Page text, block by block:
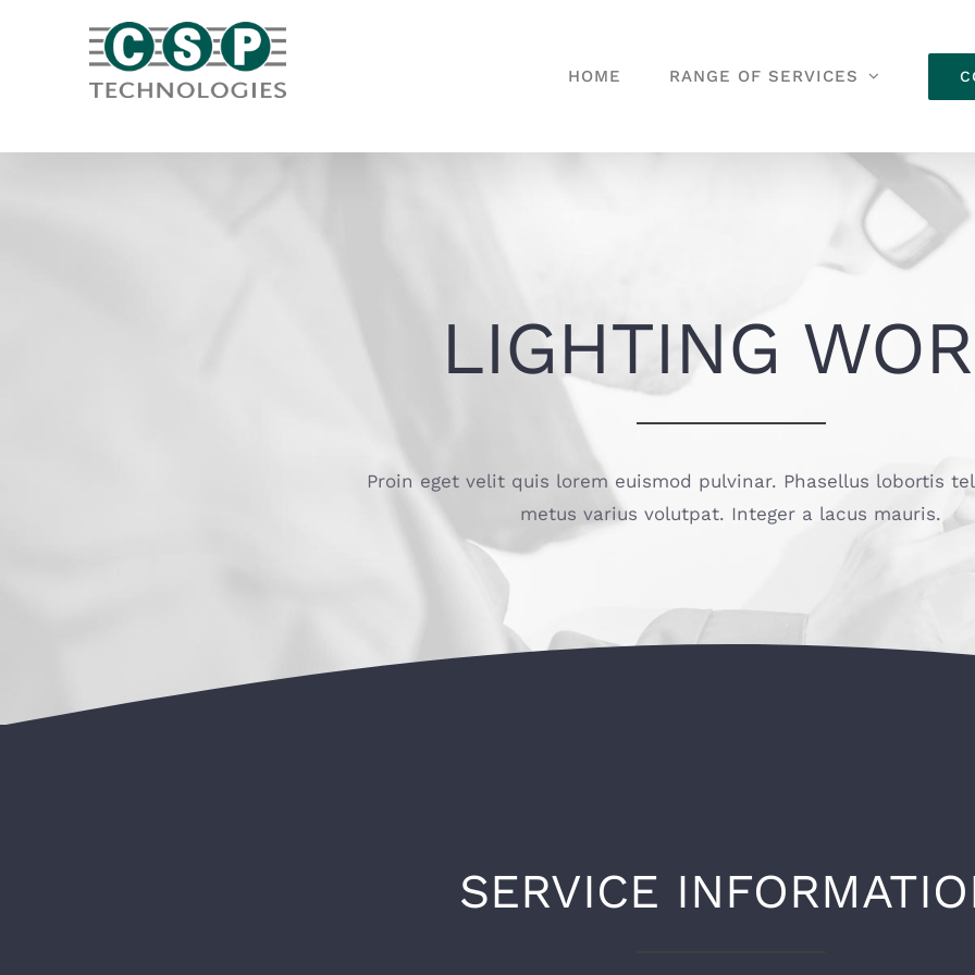
HOME RANGE OF SERVICES
LIGHTING
Proin eget velit quis lorem euismod pulvinar. Phasellus lobortis
metus varius volutpat. Integer a lacus mauris.
SERVICE